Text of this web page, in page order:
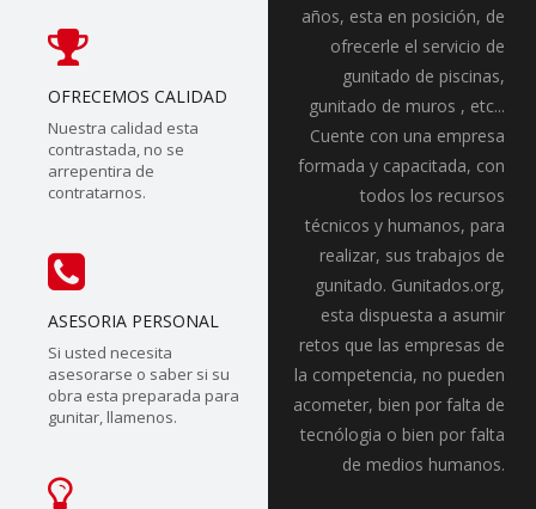
OFRECEMOS CALIDAD
Nuestra calidad esta
contrastada, no se
arrepentira de
contratarnos.
ASESORIA PERSONAL
Si usted necesita
asesorarse o saber si su
obra esta preparada para
gunitar, llamenos.
años, esta en posición, de
ofrecerle el servicio de
gunitado de piscinas,
gunitado de muros , etc...
Cuente con una empresa
formada y capacitada, con
todos los recursos
técnicos y humanos, para
realizar, sus trabajos de
gunitado. Gunitados.org,
esta dispuesta a asumir
retos que las empresas de
la competencia, no pueden
acometer, bien por falta de
tecnólogia o bien por falta
de medios humanos.